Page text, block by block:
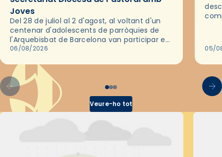
Joves
Del 28 de juliol al 2 d'agost, al voltant d'un
centenar d'adolescents de parròquies de
l'Arquebisbat de Barcelona van participar en
les convivències Be Apostle, organitzades
06/08/2026 05/
Veure-ho tot